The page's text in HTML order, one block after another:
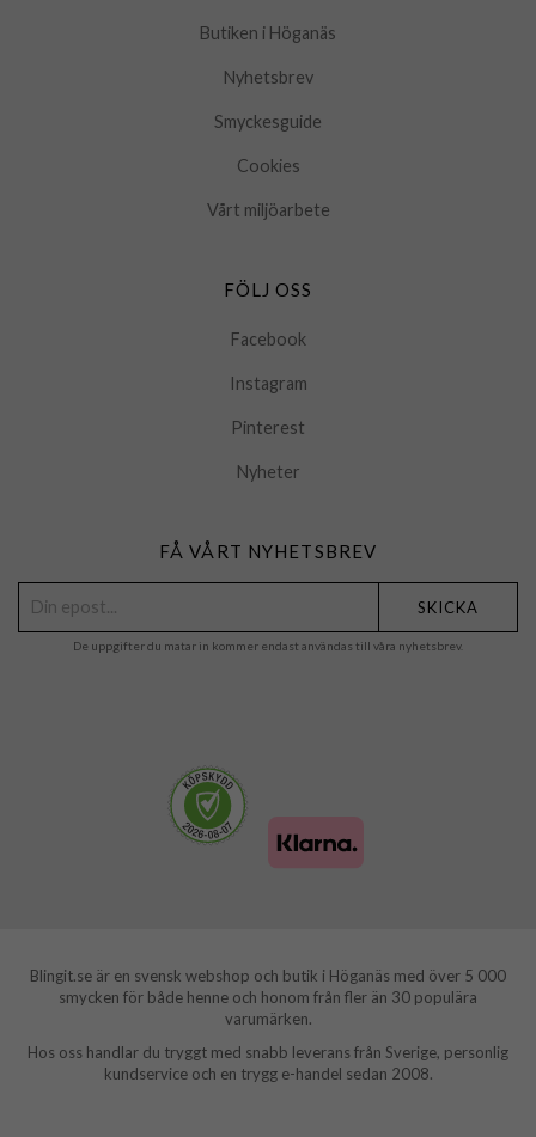
Butiken i Höganäs
Nyhetsbrev
Smyckesguide
Cookies
Vårt miljöarbete
FÖLJ OSS
Facebook
Instagram
Pinterest
Nyheter
FÅ VÅRT NYHETSBREV
SKICKA
De uppgifter du matar in kommer endast användas till våra nyhetsbrev.
Blingit.se är en svensk webshop och butik i Höganäs med över 5 000
smycken för både henne och honom från fler än 30 populära
varumärken.
Hos oss handlar du tryggt med snabb leverans från Sverige, personlig
kundservice och en trygg e-handel sedan 2008.